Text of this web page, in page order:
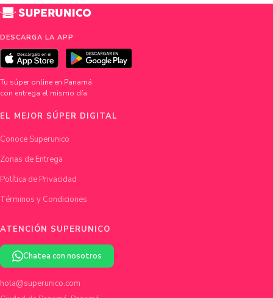
DESCARGA LA APP
Tu súper online en Panamá
con entrega el mismo día.
EL MEJOR SÚPER DIGITAL
Conoce Superunico
Zonas de Entrega
Política de Privacidad
Términos y Condiciones
ATENCIÓN SUPERUNICO
Chatea con nosotros
hola@superunico.com